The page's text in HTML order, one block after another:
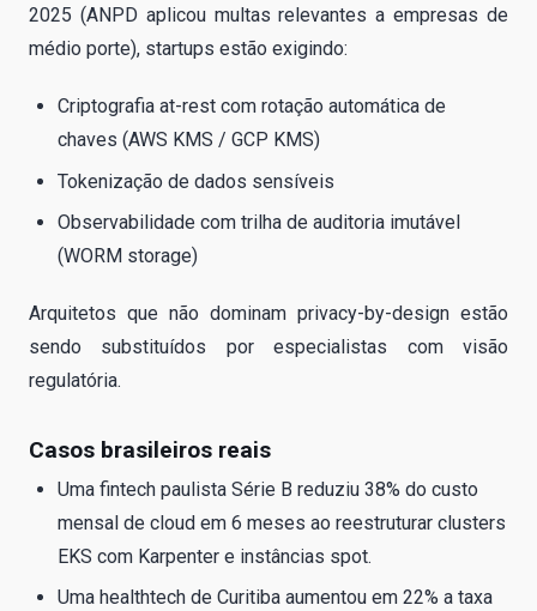
2025 (ANPD aplicou multas relevantes a empresas de
médio porte), startups estão exigindo:
Criptografia at-rest com rotação automática de
chaves (AWS KMS / GCP KMS)
Tokenização de dados sensíveis
Observabilidade com trilha de auditoria imutável
(WORM storage)
Arquitetos que não dominam privacy-by-design estão
sendo substituídos por especialistas com visão
regulatória.
Casos brasileiros reais
Uma fintech paulista Série B reduziu 38% do custo
mensal de cloud em 6 meses ao reestruturar clusters
EKS com Karpenter e instâncias spot.
Uma healthtech de Curitiba aumentou em 22% a taxa